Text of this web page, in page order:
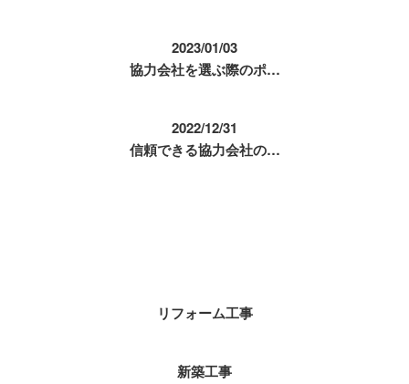
2023/01/03
協力会社を選ぶ際のポ…
2022/12/31
信頼できる協力会社の…
リフォーム工事
新築工事